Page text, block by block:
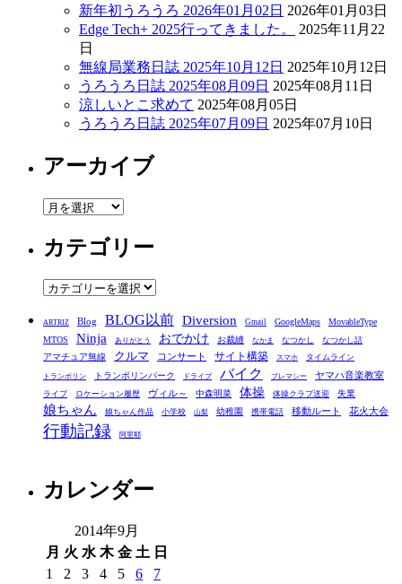
新年初うろうろ 2026年01月02日 2026年01月03日
Edge Tech+ 2025行ってきました。
2025年11月22
日
無線局業務日誌 2025年10月12日 2025年10月12日
うろうろ日誌 2025年08月09日 2025年08月11日
涼しいとこ求めて 2025年08月05日
うろうろ日誌 2025年07月09日 2025年07月10日
アーカイブ
ア
カ
イ
ブ
カテゴリー
カ
ゴ
リ
ー
ARTRIZ Blog BLOG以前 Diversion Gmail GoogleMaps
MovableType
MTOS
Ninja ありがとう おでかけ お裁縫 なかま なつかし なつかし話
アマチュア無線 クルマ コンサート サイト構築 スマホ タイムライン
トランポリン トランポリンパーク ドライブ バイク プレマシー ヤマハ音楽教室
ライブ ロケーション履歴 ヴィル～ 中森明菜 体操 体操クラブ送迎 失業
娘ちゃん 娘ちゃん作品 小学校 山梨 幼稚園 携帯電話 移動ルート 花火大会
行動記録 阿里耶
カレンダー
2014年9月
月 火 水 木 金 土 日
1
2 3 4 5 6
7